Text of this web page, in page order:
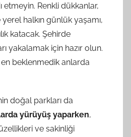
etmeyin. Renkli dükkanlar,
halkın günlük yaşamı,
katacak. Şehirde
yakalamak için hazır olun.
beklenmedik anlarda
doğal parkları da
yürüyüş yaparken,
ve sakinliği